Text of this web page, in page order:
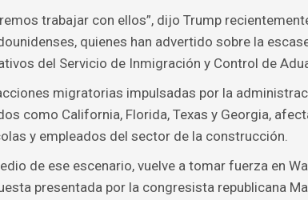
trabajar con ellos”, dijo Trump
quienes han advertido sobre la
del Servicio de Inmigración y Control de
migratorias impulsadas por la
como California, Florida, Texas y Georgia,
y empleados del sector de la construcción.
de ese escenario, vuelve a tomar fuerza en
presentada por la congresista republicana